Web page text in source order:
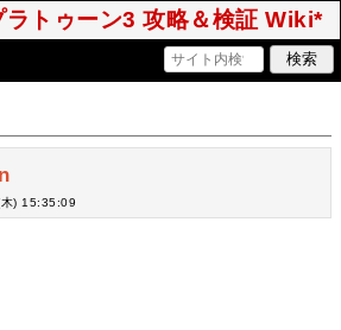
トゥーン3 攻略＆検証 Wiki*
) 15:35:09